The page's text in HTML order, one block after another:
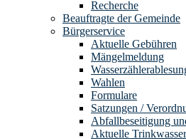
Recherche
Beauftragte der Gemeinde
Bürgerservice
Aktuelle Gebühren
Mängelmeldung
Wahlen
Formulare
Satzungen /
Abfallbeseitigung
Aktuelle